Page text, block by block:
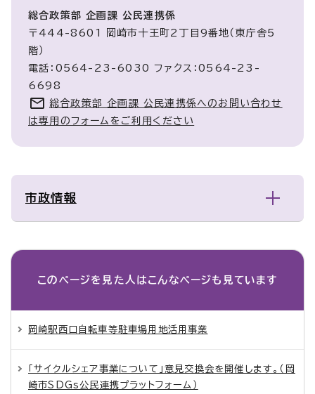
総合政策部 企画課 公民連携係
〒444-8601 岡崎市十王町2丁目9番地（東庁舎5
階）
電話：0564-23-6030 ファクス：0564-23-
6698
総合政策部 企画課 公民連携係へのお問い合わせ
は専用のフォームをご利用ください
市政情報
このページを見た人は こんなページも見ています
岡崎駅西口自転車等駐車場用地活用事業
「サイクルシェア事業について」意見交換会を開催します。（岡
崎市SDGs公民連携プラットフォーム）